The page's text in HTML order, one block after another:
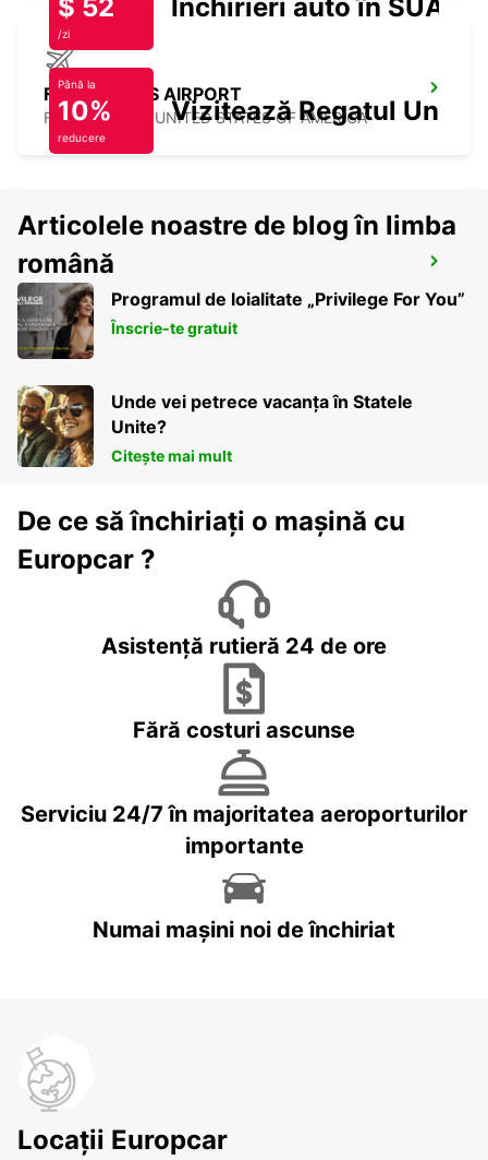
FORT MYERS AIRPORT
FORT MYERS - UNITED STATES OF AMERICA
FORT LAUDERDALE AIRPORT
FORT LAUDERDALE - UNITED STATES OF
AMERICA
$ 52
/zi
Închirieri auto în SUA
Până la
10%
reducere
Vizitează Regatul Unit
Articolele noastre de blog în limba
română
Programul de loialitate „Privilege For You”
Înscrie-te gratuit
Unde vei petrece vacanța în Statele
Unite?
Citește mai mult
De ce să închiriați o mașină cu
Europcar ?
Asistență rutieră 24 de ore
Fără costuri ascunse
Serviciu 24/7 în majoritatea aeroporturilor
importante
Numai mașini noi de închiriat
Locații Europcar